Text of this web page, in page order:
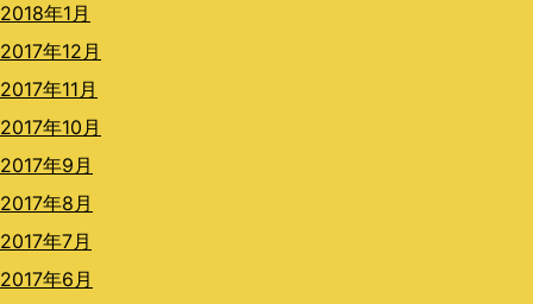
2018年1月
2017年12月
2017年11月
2017年10月
2017年9月
2017年8月
2017年7月
2017年6月